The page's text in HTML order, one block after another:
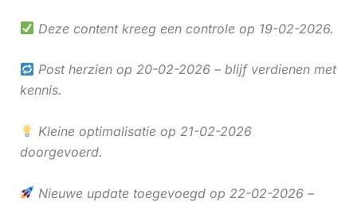
Deze content kreeg een controle op 19-02-2026.
Post herzien op 20-02-2026 – blijf verdienen met
kennis.
Kleine optimalisatie op 21-02-2026
doorgevoerd.
Nieuwe update toegevoegd op 22-02-2026 –